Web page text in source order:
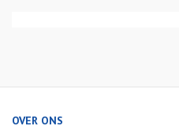
OVER ONS